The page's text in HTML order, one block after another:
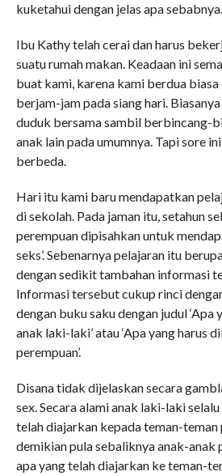
kuketahui dengan jelas apa sebabnya.
Ibu Kathy telah cerai dan harus
suatu rumah makan. Keadaan ini
buat kami, karena kami berdua
berjam-jam pada siang hari.
duduk bersama sambil berbincang-
anak lain pada umumnya. Tapi sore
berbeda.
Hari itu kami baru mendapatkan
di sekolah. Pada jaman itu, setahun
perempuan dipisahkan untuk
seks’. Sebenarnya pelajaran itu
dengan sedikit tambahan informasi
Informasi tersebut cukup rinci
dengan buku saku dengan judul ‘Apa
anak laki-laki’ atau ‘Apa yang harus
perempuan’.
Disana tidak dijelaskan secara
sex. Secara alami anak laki-laki
telah diajarkan kepada teman-teman
demikian pula sebaliknya anak-anak
apa yang telah diajarkan ke teman-